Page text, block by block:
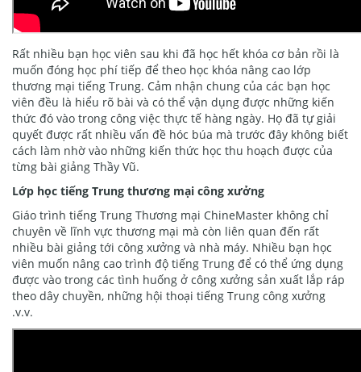
Rất nhiều bạn học viên sau khi đã học hết khóa cơ bản rồi là
muốn đóng học phí tiếp để theo học khóa nâng cao lớp
thương mại tiếng Trung. Cảm nhận chung của các bạn học
viên đều là hiểu rõ bài và có thể vận dụng được những kiến
thức đó vào trong công việc thực tế hàng ngày. Họ đã tự giải
quyết được rất nhiều vấn đề hóc búa mà trước đây không biết
cách làm nhờ vào những kiến thức học thu hoạch được của
từng bài giảng Thầy Vũ.
Lớp học tiếng Trung thương mại công xưởng
Giáo trình tiếng Trung Thương mại ChineMaster không chỉ
chuyên về lĩnh vực thương mại mà còn liên quan đến rất
nhiều bài giảng tới công xưởng và nhà máy. Nhiều bạn học
viên muốn nâng cao trình độ tiếng Trung để có thể ứng dụng
được vào trong các tình huống ở công xưởng sản xuất lắp ráp
theo dây chuyền, những hội thoại tiếng Trung công xưởng
.v.v.